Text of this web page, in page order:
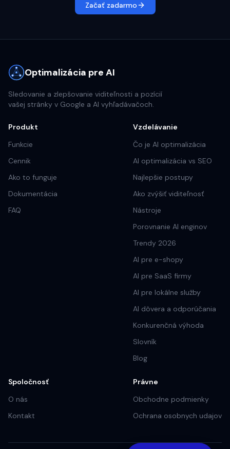
Začať zadarmo
Optimalizácia pre AI
Sledovanie a zlepšovanie viditeľnosti a pozícií
vašej stránky v Google a AI vyhľadávačoch.
Produkt
Funkcie
Cennik
Ako to funguje
Dokumentácia
FAQ
Vzdelávanie
Čo je AI optimalizácia
AI optimalizácia vs SEO
Najlepšie postupy
Ako zvýšiť viditeľnosť
Nástroje
Porovnanie AI enginov
Trendy 2026
AI pre e-shopy
AI pre SaaS firmy
AI pre lokálne služby
AI dôvera a odporúčania
Konkurenčná výhoda
Slovník
Blog
Spoločnosť
O nás
Kontakt
Právne
Obchodne podmienky
Ochrana osobnych udajov